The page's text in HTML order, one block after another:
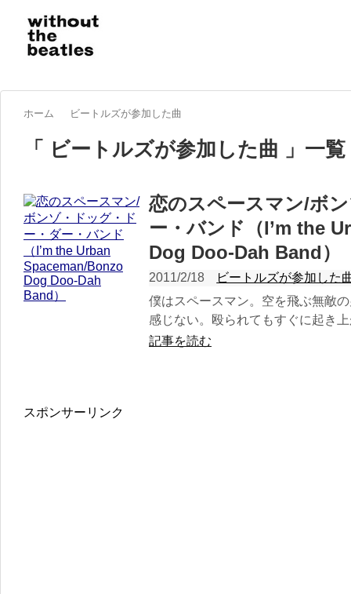
ホーム ビートルズが参加した曲
「 ビートルズが参加した曲 」一覧
恋のスペースマン/ボ
ー・バンド（I’m the
Dog Doo-Dah Band）
2011/2/18
ビートルズが参加した
僕はスペースマン。空を飛ぶ無敵
感じない。殴られてもすぐに起き
記事を読む
スポンサーリンク